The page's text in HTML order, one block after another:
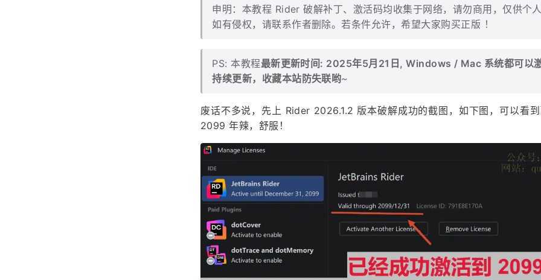
Rider 2026.1.2 最新破解版安装教程
申明：本教程 Rider 破解补丁、激活码均收集于网络，请勿商用，仅供个人
如有侵权，请联系作者删除。若条件允许，希望大家购买正版 ！
PS: 本教程最新更新时间: 2025年5月21日, Windows / Mac 系统都可以激
持续更新，收藏本站防失联哟~
废话不多说，先上 Rider 2026.1.2 版本破解成功的截图，如下图，可以看到
2099 年辣，舒服！